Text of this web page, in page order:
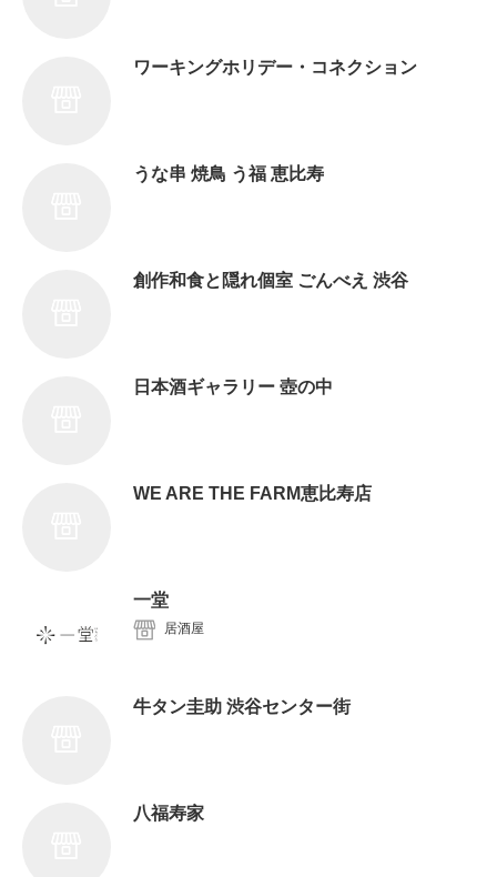
ワーキングホリデー・コネクション
うな串 焼鳥 う福 恵比寿
創作和食と隠れ個室 ごんべえ 渋谷
日本酒ギャラリー 壺の中
WE ARE THE FARM恵比寿店
一堂
居酒屋
牛タン圭助 渋谷センター街
八福寿家